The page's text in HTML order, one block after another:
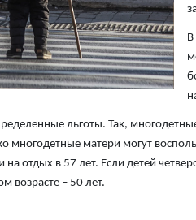
В
льготы. Так,
многодетные матери могут
отдых в 57 лет. Если детей
возрасте – 50 лет.